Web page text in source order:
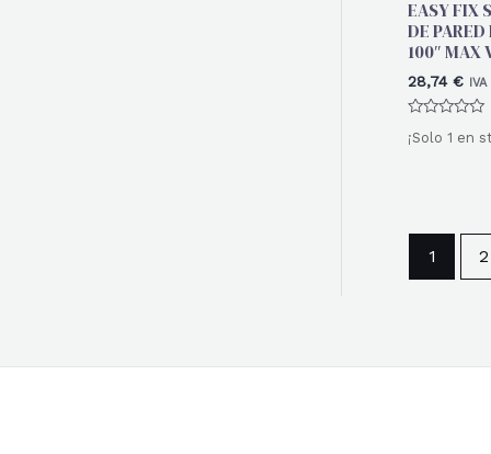
EASY FIX
DE
100″ MAX
28,74 €
con
¡Solo 1 en
1 2